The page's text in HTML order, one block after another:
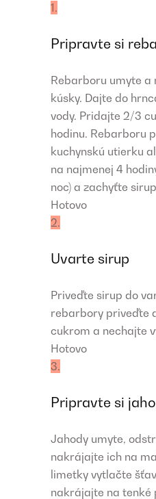
1.
Pripravte si
Rebarboru umyte a
kúsky. Dajte do
vody. Pridajte 2/3
hodinu. Rebarboru
kuchynskú utierku
na najmenej 4
noc) a zachyťte
Hotovo
2.
Uvarte sirup
Priveďte sirup do
rebarbory priveďte
cukrom a nechajte
Hotovo
3.
Pripravte si
Jahody umyte,
nakrájajte ich na
limetky vytlačte
nakrájajte na tenké